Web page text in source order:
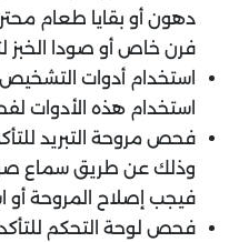
دهون أو بقايا طعام
فرن خاص أو صودا الخبز
استخدام أدوات التشخيص
استخدام هذه الأدوات
فحص مروحة التبريد
وذلك عن طريق سماع
فيجب إصلاح المروحة أو
فحص لوحة التحكم